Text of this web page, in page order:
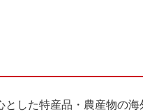
とした特産品・農産物の